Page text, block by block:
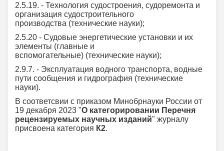
2.5.19. - Технология судостроения, судоремонта и
организация судостроительного
производства (технические науки);
2.5.20 - Судовые энергетические установки и их
элементы (главные и
вспомогательные) (технические науки);
2.9.7. - Эксплуатация водного транспорта, водные
пути сообщения и гидрография (технические
науки).
В соответсвии с приказом Минобрнауки России от
19 декабря 2023 "О категорировании Перечня
рецензируемых научных изданий" журналу
присвоена категория К2.